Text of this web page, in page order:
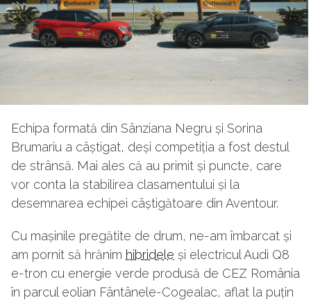
Echipa formată din Sânziana Negru și Sorina
Brumariu a câștigat, deși competiția a fost destul
de strânsă. Mai ales că au primit și puncte, care
vor conta la stabilirea clasamentului și la
desemnarea echipei câștigătoare din Aventour.
Cu mașinile pregătite de drum, ne-am îmbarcat și
am pornit să hrănim hibridele și electricul Audi Q8
e-tron cu energie verde produsă de CEZ România
în parcul eolian Fântânele-Cogealac, aflat la puțin